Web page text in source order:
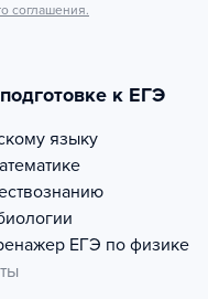
соглашения.
к ЕГЭ
языку
ЕГЭ по физике